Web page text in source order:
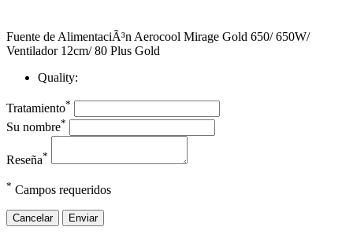
Fuente de AlimentaciÃ³n Aerocool Mirage Gold 650/ 650W/
Ventilador 12cm/ 80 Plus Gold
Quality:
Tratamiento*
Su nombre*
Reseña*
* Campos requeridos
Cancelar Enviar